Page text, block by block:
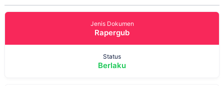
Jenis Dokumen
Rapergub
Status
Berlaku